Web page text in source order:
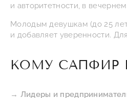
и авторитетности, в
Молодым девушкам (до 25
и добавляет уверенности.
КОМУ САПФИР
→ Лидеры и